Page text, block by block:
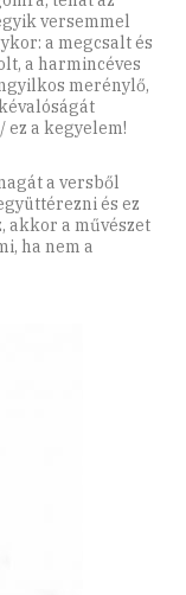
versemmel
a megcsalt és
a harmincéves
merénylő,
ez a kegyelem!
a versből
és ez
akkor a művészet
ha nem a